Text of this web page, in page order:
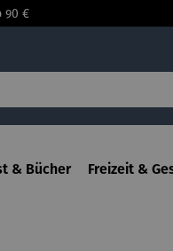
90 €
& Bücher Freizeit &